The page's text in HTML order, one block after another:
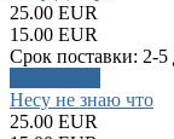
25.00 EUR
15.00 EUR
Срок поставки: 2-5
Несу не знаю что
25.00 EUR